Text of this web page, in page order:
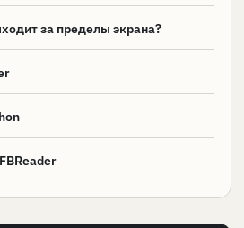
за пределы экрана?